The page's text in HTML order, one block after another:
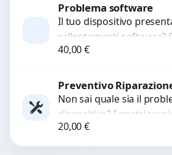
Richiedi
Problema software
Il tuo dispositivo
rallentamenti software?
diagnosi approfondite e
Risolviamo problemi...
40,00€
Procedi
Preventivo
Non sai quale sia il
dispositivo? I nostri
check-up completo con
avanzati per...
20,00€